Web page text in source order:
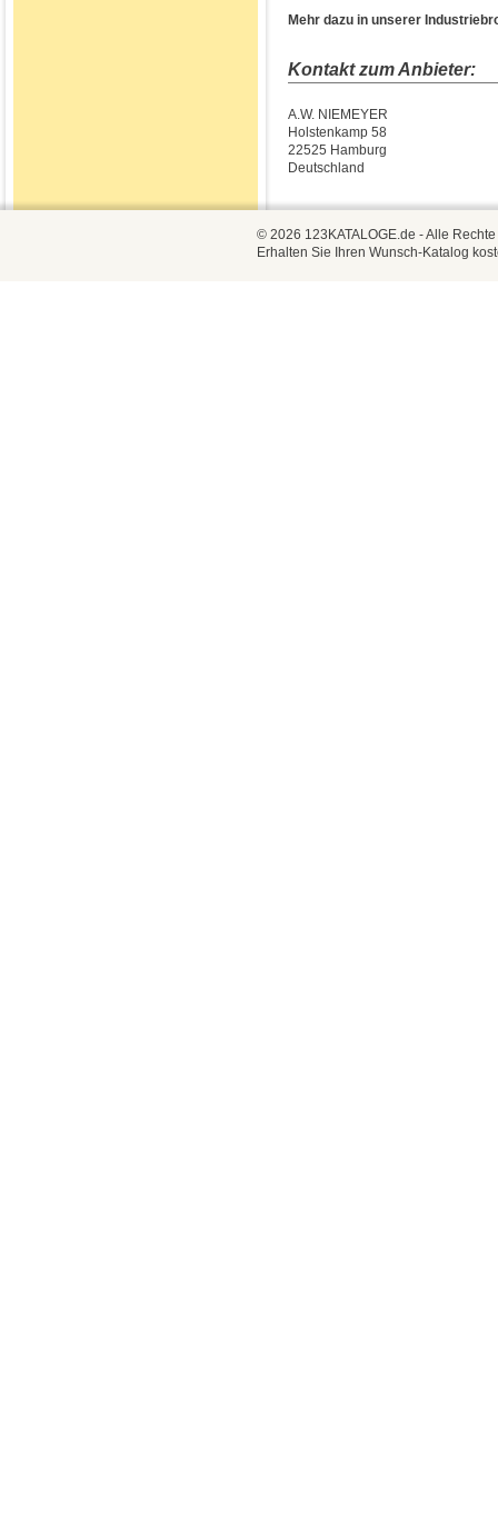
Mehr dazu in unserer
Kontakt zum Anbieter:
A.W. NIEMEYER
Holstenkamp 58
22525 Hamburg
Deutschland
© 2026 123KATALOGE.de - Alle
Erhalten Sie Ihren Wunsch-Katalog